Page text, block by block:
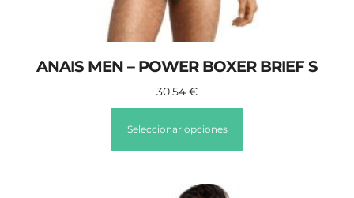
ANAIS MEN – POWER BOXER BRIEF S
30,54 €
Seleccionar opciones